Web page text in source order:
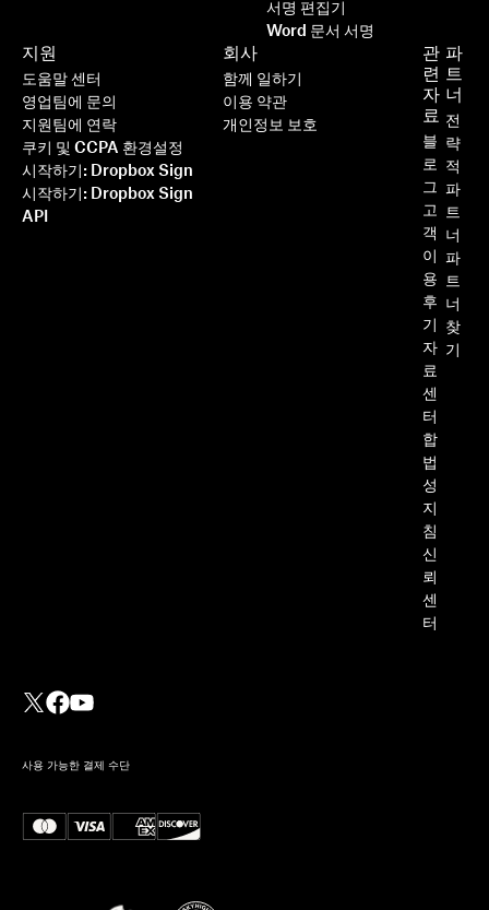
서명 편집기
Word 문서 서명
지원
도움말 센터
영업팀에 문의
지원팀에 연락
쿠키 및 CCPA 환경설정
시작하기: Dropbox Sign
시작하기: Dropbox Sign
API
관
련
자
료
블
로
그
고
객
이
용
후
기
자
료
센
터
합
법
성
지
침
신
뢰
센
터
파
트
너
전
략
적
파
트
너
파
트
너
찾
기
회사
함께 일하기
이용 약관
개인정보 보호
사용 가능한 결제 수단